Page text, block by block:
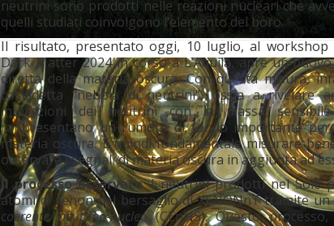
neutrini sono prodotti nelle reazioni nucleari che
quelli studiati coinvolgono l’elemento del boro.
Il risultato, presentato oggi, 10 luglio, al
Dark Matter 2024 in corso a L’Aquila, apre un
diretta della materia oscura. Con questa misura,
cosiddetta “nebbia di neutrini”, ossia a rivelare
interazioni dei neutrini con la massa sensibile
rappresentano un rumore di fondo importante
materia oscura. È quindi fondamentale misurare
osservare i segnali di materia oscura in aggiunta ad
Il processo osservato. I neutrini prodotti nel Sole
atomi di xenon del bersaglio di XENONnT tramite
coerente neutrino-nucleo(CEnNS). Questo